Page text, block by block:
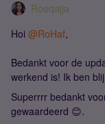
Roeqajja
Hoi @RoHaf,
Bedankt voor de
werkend is! Ik ben
Superrrr bedankt
gewaardeerd 😊.